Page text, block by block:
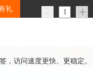
礼
，访问速度更快、更稳定。
+